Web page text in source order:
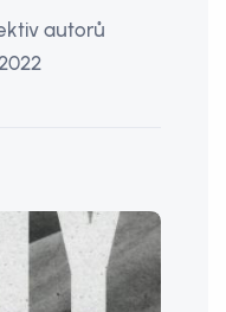
autorů